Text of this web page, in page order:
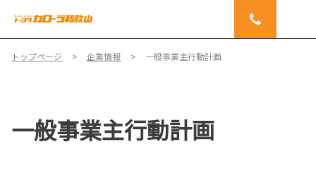
トップページ 企業情報 一般事業主行動計画
一般事業主行動計画